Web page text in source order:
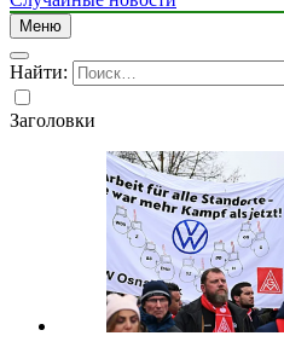
Меню
Найти:
Заголовки